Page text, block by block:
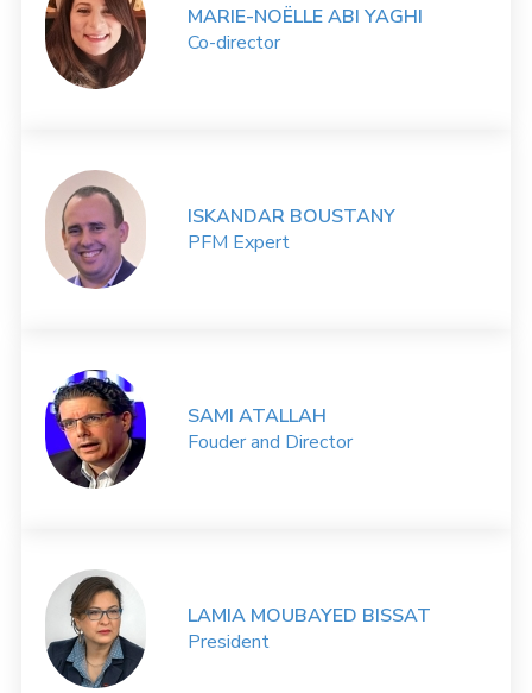
MARIE-NOËLLE ABI YAGHI
Co-director
ISKANDAR BOUSTANY
PFM Expert
SAMI ATALLAH
Fouder and Director
LAMIA MOUBAYED BISSAT
President